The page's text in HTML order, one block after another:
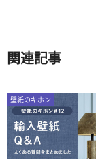
関連記事
壁紙のキホン